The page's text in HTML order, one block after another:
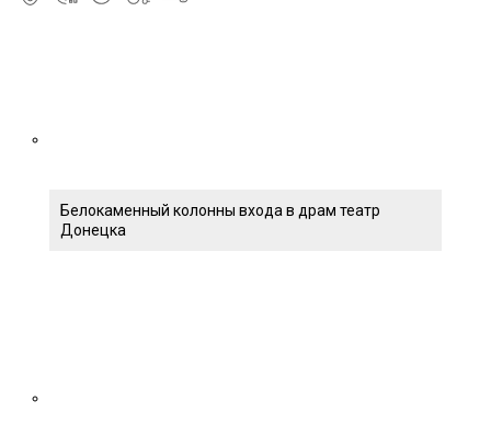
Белокаменный колонны входа в драм театр
Донецка